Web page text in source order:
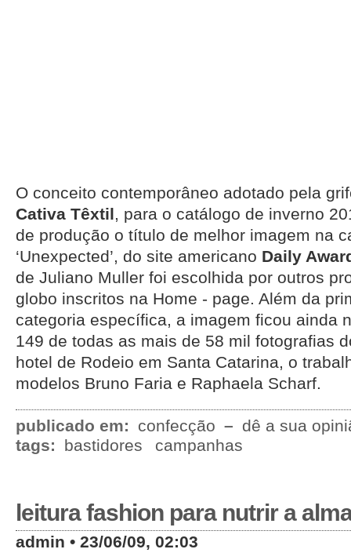
O conceito contemporâneo adotado pela
Cativa Têxtil, para o catálogo de inverno
de produção o título de melhor imagem na
‘Unexpected’, do site americano Daily
de Juliano Muller foi escolhida por outros
globo inscritos na Home - page. Além da
categoria específica, a imagem ficou ainda
149 de todas as mais de 58 mil fotografias
hotel de Rodeio em Santa Catarina, o
modelos Bruno Faria e Raphaela Scharf.
publicado em: confecção – dê a sua
tags:
bastidores campanhas
leitura fashion para nutrir a
admin • 23/06/09, 02:03